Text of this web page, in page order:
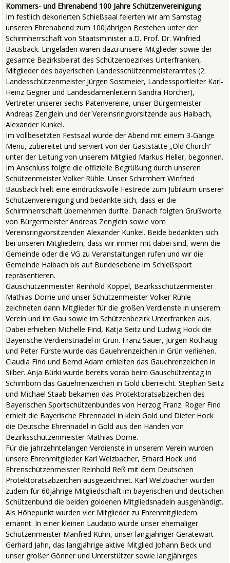
Kommers- und Ehrenabend 100 Jahre Schützenvereinigung
Im festlich dekorierten Schießsaal feierten wir am Samstag
unseren Ehrenabend zum 100jährigen Bestehen unter der
Schirmherrschaft von Staatsminister a.D. Prof. Dr. Winfried
Bausback. Eingeladen waren dazu unsere Mitglieder sowie der
gesamte Bezirksbeirat des Schützenbezirkes Unterfranken,
Mitglieder des bayerischen Landesschützenmeisteramtes (2.
Landesschützenmeister Jürgen Sostmeier, Landessportleiter Karl-
Heinz Gegner und Landesdamenleiterin Sandra Horcher),
Vertreter unserer sechs Patenvereine, unser Bürgermeister
Andreas Zenglein und der Vereinsringvorsitzende aus Haibach,
Alexander Kunkel.
Im vollbesetzten Festsaal wurde der Abend mit einem 3-Gänge
Menü, zubereitet und serviert von der Gaststätte „Old Church“
unter der Leitung von unserem Mitglied Markus Heller, begonnen.
Im Anschluss folgte die offizielle Begrüßung durch unseren
Schützenmeister Volker Rühle. Unser Schirmherr Winfried
Bausback hielt eine eindrucksvolle Festrede zum Jubiläum unserer
Schützenvereinigung und bedankte sich, dass er die
Schirmherrschaft übernehmen durfte. Danach folgten Grußworte
von Bürgermeister Andreas Zenglein sowie vom
Vereinsringvorsitzenden Alexander Kunkel. Beide bedankten sich
bei unseren Mitgliedern, dass wir immer mit dabei sind, wenn die
Gemeinde oder die VG zu Veranstaltungen rufen und wir die
Gemeinde Haibach bis auf Bundesebene im Schießsport
repräsentieren.
Gauschützenmeister Reinhold Köppel, Bezirksschützenmeister
Mathias Dörrie und unser Schützenmeister Volker Rühle
zeichneten dann Mitglieder für die großen Verdienste in unserem
Verein und im Gau sowie im Schützenbezirk Unterfranken aus.
Dabei erhielten Michelle Find, Katja Seitz und Ludwig Hock die
Bayerische Verdienstnadel in Grün. Franz Sauer, Jürgen Rothaug
und Peter Fürste wurde das Gauehrenzeichen in Grün verliehen.
Claudia Find und Bernd Adam erhielten das Gauehrenzeichen in
Silber. Anja Bürki wurde bereits vorab beim Gauschützentag in
Schimborn das Gauehrenzeichen in Gold überreicht. Stephan Seitz
und Michael Staab bekamen das Protektoratsabzeichen des
Bayerischen Sportschützenbundes von Herzog Franz. Roger Find
erhielt die Bayerische Ehrennadel in klein Gold und Dieter Hock
die Deutsche Ehrennadel in Gold aus den Händen von
Bezirksschützenmeister Mathias Dörrie.
Für die jahrzehntelangen Verdienste in unserem Verein wurden
unsere Ehrenmitglieder Karl Welzbacher, Erhard Hock und
Ehrenschützenmeister Reinhold Reß mit dem Deutschen
Protektoratsabzeichen ausgezeichnet. Karl Welzbacher wurden
zudem für 60jährige Mitgliedschaft im bayerischen und deutschen
Schützenbund die beiden goldenen Mitgliedsnadeln ausgehändigt.
Als Höhepunkt wurden vier Mitglieder zu Ehrenmitgliedern
ernannt. In einer kleinen Laudatio wurde unser ehemaliger
Schützenmeister Manfred Kuhn, unser langjähriger Gerätewart
Gerhard Jahn, das langjährige aktive Mitglied Johann Beck und
unser großer Gönner und Unterstützer sowie langjähirges